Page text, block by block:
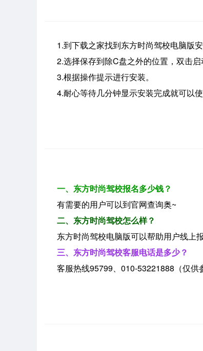
1.到下载之家找到东方时尚驾校电脑版安
2.选择保存到除C盘之外的位置，双击启
3.根据操作提示进行安装。
4.耐心等待几分钟显示安装完成就可以使
一、 东方时尚驾校报名多少钱？
有需要的用户可以到官网查询奥~
二、 东方时尚驾校怎么样？
东方时尚驾校电脑版可以帮助用户线上
三、 东方时尚驾校客服电话是多少？
客服热线95799、010-53221888（仅供